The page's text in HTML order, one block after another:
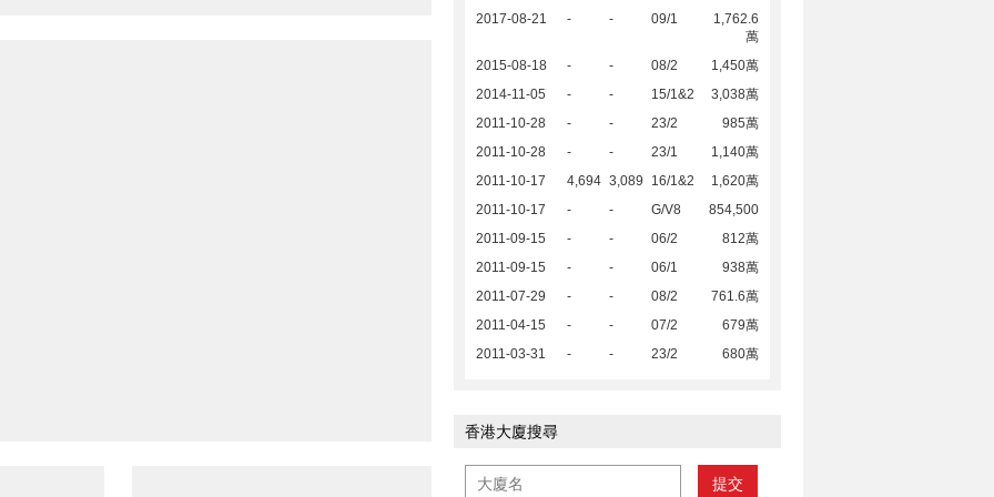
2017-08-21 - - 09/1
1,762.6
萬
2015-08-18
- - 08/2
1,450萬
2014-11-05
- - 15/1&2
3,038萬
2011-10-28
- - 23/2
985萬
2011-10-28
- - 23/1
1,140萬
2011-10-17
4,694 3,089 16/1&2
1,620萬
2011-10-17
- - G/V8
854,500
2011-09-15
- - 06/2
812萬
2011-09-15
- - 06/1
938萬
2011-07-29
- - 08/2
761.6萬
2011-04-15
- - 07/2
679萬
2011-03-31
- - 23/2 680萬
香港大廈搜尋
提交